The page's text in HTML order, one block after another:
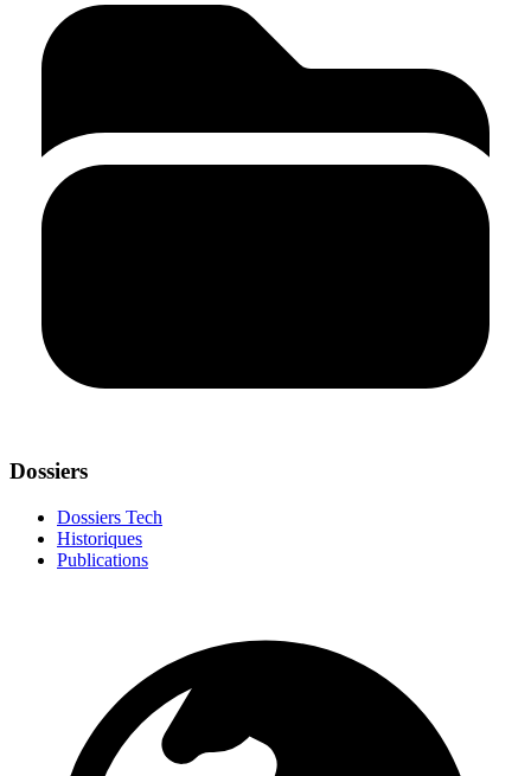
Dossiers
Dossiers Tech
Historiques
Publications